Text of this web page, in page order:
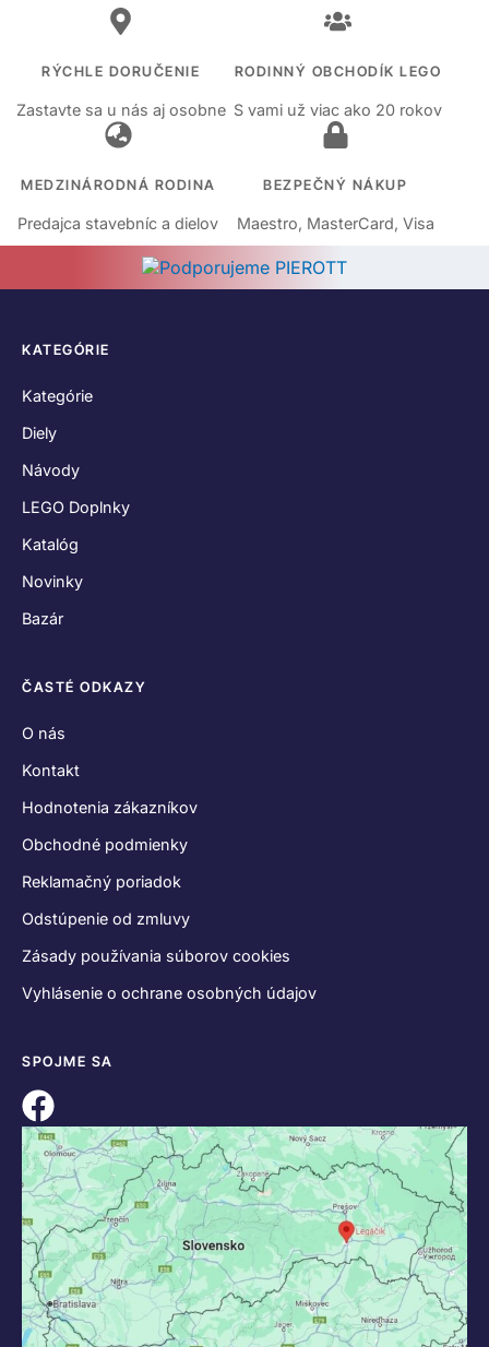
RÝCHLE DORUČENIE
Zastavte sa u nás aj osobne
RODINNÝ OBCHODÍK LEGO
S vami už viac ako 20 rokov
MEDZINÁRODNÁ RODINA
Predajca stavebníc a dielov
BEZPEČNÝ NÁKUP
Maestro, MasterCard, Visa
KATEGÓRIE
Kategórie
Diely
Návody
LEGO Doplnky
Katalóg
Novinky
Bazár
ČASTÉ ODKAZY
O nás
Kontakt
Hodnotenia zákazníkov
Obchodné podmienky
Reklamačný poriadok
Odstúpenie od zmluvy
Zásady používania súborov cookies
Vyhlásenie o ochrane osobných údajov
SPOJME SA